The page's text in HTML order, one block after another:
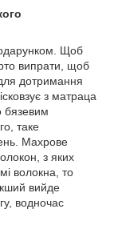
Щоб
випрати, щоб
дотримання
з матраца
бязевим
таке
Махрове
з яких
волокна, то
вийде
водночас